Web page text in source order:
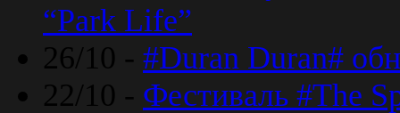
“Park Life”
26/10 - #Duran Duran#
22/10 - Фестиваль #The